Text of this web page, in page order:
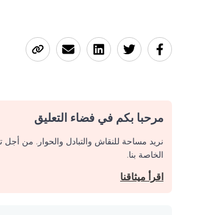
مرحبا بكم في فضاء التعليق
نريد مساحة للنقاش والتبادل والحوار. من أجل
الخاصة بنا.
اقرأ ميثاقنا